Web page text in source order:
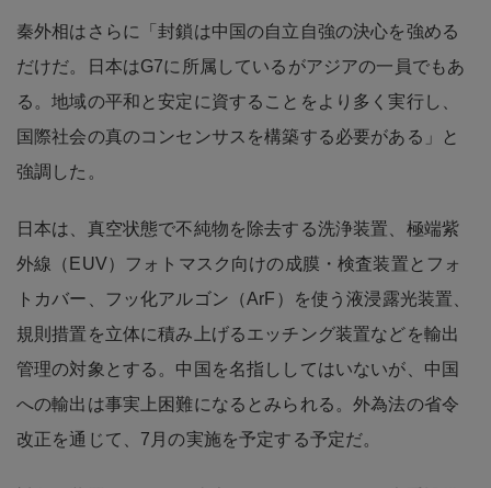
秦外相はさらに「封鎖は中国の自立自強の決心を強める
だけだ。日本はG7に所属しているがアジアの一員でもあ
る。地域の平和と安定に資することをより多く実行し、
国際社会の真のコンセンサスを構築する必要がある」と
強調した。
日本は、真空状態で不純物を除去する洗浄装置、極端紫
外線（EUV）フォトマスク向けの成膜・検査装置とフォ
トカバー、フッ化アルゴン（ArF）を使う液浸露光装置、
規則措置を立体に積み上げるエッチング装置などを輸出
管理の対象とする。中国を名指ししてはいないが、中国
への輸出は事実上困難になるとみられる。外為法の省令
改正を通じて、7月の実施を予定する予定だ。